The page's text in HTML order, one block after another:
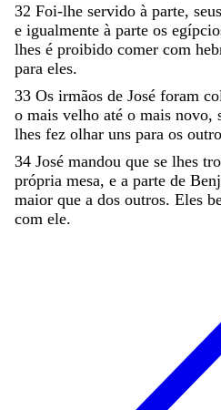
32 Foi-lhe servido à parte, seus
e igualmente à parte os
lhes é proibido comer com
para eles.
33 Os irmãos de José foram
o mais velho até o mais novo,
lhes fez olhar uns para os
34 José mandou que se lhes
própria mesa, e a parte de
maior que a dos outros. Eles
com ele.